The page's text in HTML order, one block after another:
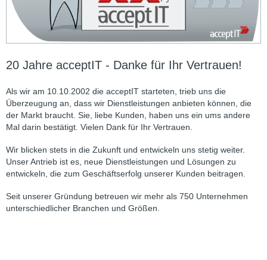
20 Jahre acceptIT - Danke für Ihr Vertrauen!
Als wir am 10.10.2002 die acceptIT starteten, trieb uns die
Überzeugung an, dass wir Dienstleistungen anbieten können, die
der Markt braucht. Sie, liebe Kunden, haben uns ein ums andere
Mal darin bestätigt. Vielen Dank für Ihr Vertrauen.
Wir blicken stets in die Zukunft und entwickeln uns stetig weiter.
Unser Antrieb ist es, neue Dienstleistungen und Lösungen zu
entwickeln, die zum Geschäftserfolg unserer Kunden beitragen.
Seit unserer Gründung betreuen wir mehr als 750 Unternehmen
unterschiedlicher Branchen und Größen.